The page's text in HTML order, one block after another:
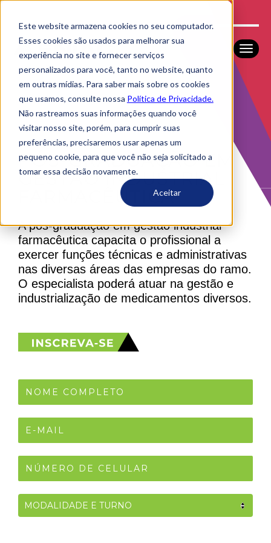
Este website armazena cookies no seu computador.
Esses cookies são usados ​​para melhorar sua
experiência no site e fornecer serviços
personalizados para você, tanto no website, quanto
em outras mídias. Para saber mais sobre os cookies
que usamos, consulte nossa Política de Privacidade.
Não rastreamos suas informações quando você
visitar nosso site, porém, para cumprir suas
preferências, precisaremos usar apenas um
pequeno cookie, para que você não seja solicitado a
tomar essa decisão novamente.
Aceitar
PÓS-GRADUAÇÃO EM
GESTÃO INDUSTRIAL
FARMACÊUTICA
A pós-graduação em gestão industrial
farmacêutica capacita o profissional a
exercer funções técnicas e administrativas
nas diversas áreas das empresas do ramo.
O especialista poderá atuar na gestão e
industrialização de medicamentos diversos.